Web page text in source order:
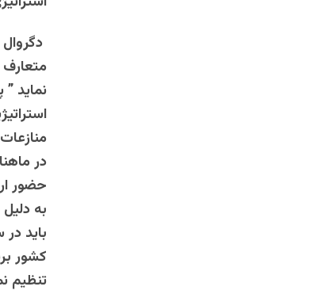
نماید
در
حضور
به
باید
کشور
تنظیم